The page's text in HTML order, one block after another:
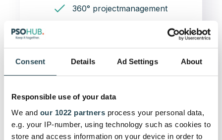
Consent Details Ad Settings About
Responsible use of your data
We and our 1022 partners process your personal data,
e.g. your IP-number, using technology such as cookies to
store and access information on your device in order to
360° projectmanagement
Gantt charts
Specifieke offertes opstellen en digitaal
tekenen
Voorgedefinieerde sjablonen